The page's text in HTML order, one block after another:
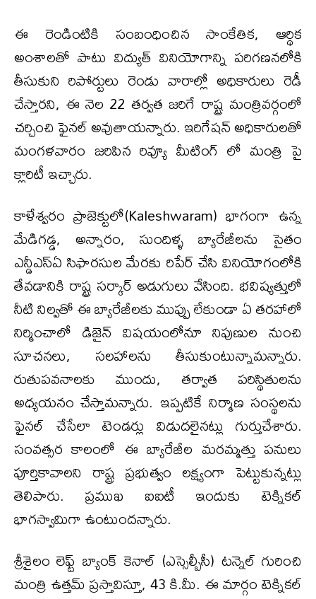
ఈ రెండింటికి సంబంధించిన సాంకేతిక, ఆర్థిక
అంశాలతో పాటు విద్యుత్ వినియోగాన్ని పరిగణనలోకి
తీసుకుని రిపోర్టులు రెండు వారాల్లో అధికారులు రెడీ
చేస్తారని, ఈ నెల 22 తర్వత జరిగే రాష్ట్ర మంత్రివర్గంలో
చర్చించి ఫైనల్ అవుతాయన్నారు. ఇరిగేషన్ అధికారులతో
మంగళవారం జరిపిన రివ్యూ మీటింగ్ లో మంత్రి పై
క్లారిటీ ఇచ్చారు.
కాళేశ్వరం ప్రాజెక్టులో(Kaleshwaram) భాగంగా ఉన్న
మేడిగడ్డ, అన్నారం, సుందిళ్ళ బ్యారేజీలను సైతం
ఎన్డీఎస్ఏ సిఫారసుల మేరకు రిపేర్ చేసి వినియోగంలోకి
తేవడానికి రాష్ట్ర సర్కార్ అడుగులు వేసింది. భవిష్యత్తులో
నీటి నిల్వతో ఈ బ్యారేజీలకు ముప్పు లేకుండా ఏ తరహాలో
నిర్మించాలో డిజైన్ విషయంలోనూ నిపుణుల నుంచి
సూచనలు, సలహాలను తీసుకుంటున్నామన్నారు.
రుతుపవనాలకు ముందు, తర్వాత పరిస్థితులను
అధ్యయనం చేస్తామన్నారు. ఇప్పటికే నిర్మాణ సంస్థలను
ఫైనల్ చేసేలా టెండర్లు విడుదలైనట్లు గుర్తుచేశారు.
సంవత్సర కాలంలో ఈ బ్యారేజీల మరమ్మత్తు పనులు
పూర్తికావాలని రాష్ట్ర ప్రభుత్వం లక్ష్యంగా పెట్టుకున్నట్లు
తెలిపారు. ప్రముఖ ఐఐటీ ఇందుకు టెక్నికల్
భాగస్వామిగా ఉంటుందన్నారు.
శ్రీశైలం లెఫ్ట్ బ్యాంక్ కెనాల్ (ఎస్సెల్బీసీ) టన్నెల్ గురించి
మంత్రి ఉత్తమ్ ప్రస్తావిస్తూ, 43 కి.మీ. ఈ మార్గం టెక్నికల్